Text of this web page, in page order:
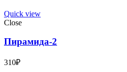
Quick view
Close
Пирамида-2
310₽